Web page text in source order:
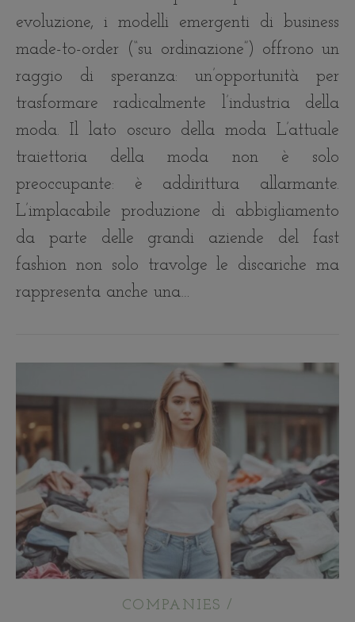
evoluzione, i modelli emergenti di business
made-to-order (“su ordinazione”) offrono un
raggio di speranza: un’opportunità per
trasformare radicalmente l’industria della
moda. Il lato oscuro della moda L’attuale
traiettoria della moda non è solo
preoccupante: è addirittura allarmante.
L’implacabile produzione di abbigliamento
da parte delle grandi aziende del fast
fashion non solo travolge le discariche ma
rappresenta anche una…
COMPANIES /